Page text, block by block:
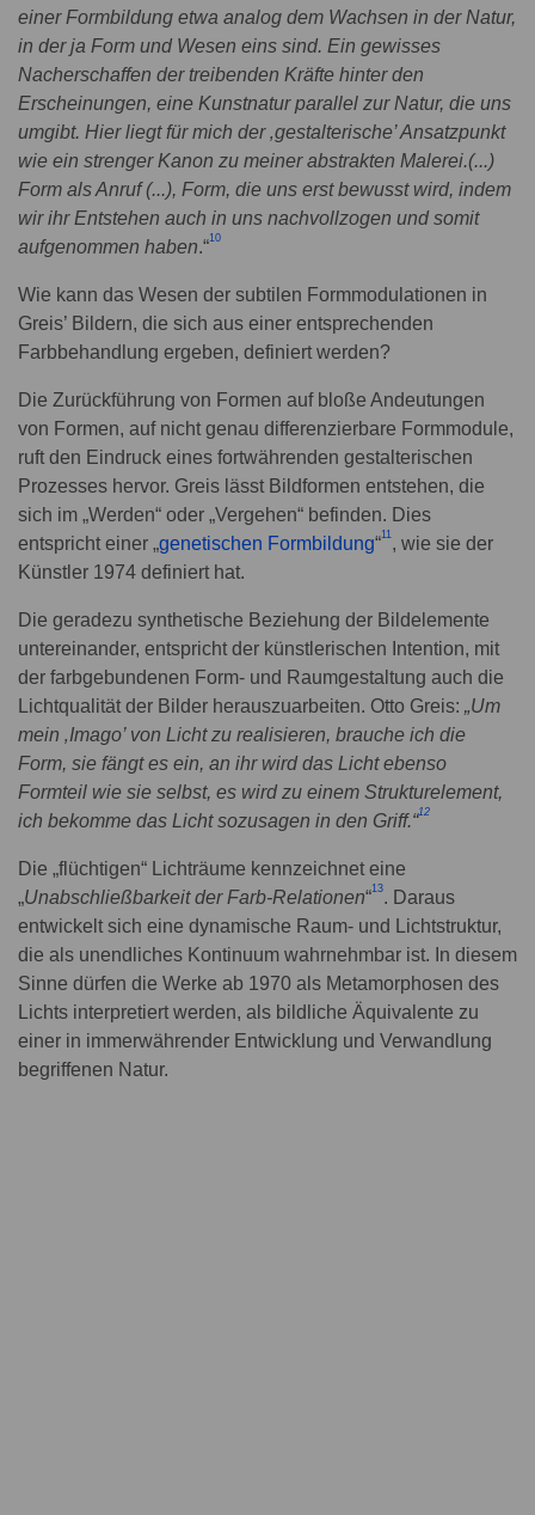
einer Formbildung etwa analog dem Wachsen in der Natur,
in der ja Form und Wesen eins sind. Ein gewisses
Nacherschaffen der treibenden Kräfte hinter den
Erscheinungen, eine Kunstnatur parallel zur Natur, die uns
umgibt. Hier liegt für mich der ‚gestalterische’ Ansatzpunkt
wie ein strenger Kanon zu meiner abstrakten Malerei.(...)
Form als Anruf (...), Form, die uns erst bewusst wird, indem
wir ihr Entstehen auch in uns nachvollzogen und somit
aufgenommen haben.“10
Wie kann das Wesen der subtilen Formmodulationen in
Greis’ Bildern, die sich aus einer entsprechenden
Farbbehandlung ergeben, definiert werden?
Die Zurückführung von Formen auf bloße Andeutungen
von Formen, auf nicht genau differenzierbare Formmodule,
ruft den Eindruck eines fortwährenden gestalterischen
Prozesses hervor. Greis lässt Bildformen entstehen, die
sich im „Werden“ oder „Vergehen“ befinden. Dies
entspricht einer „genetischen Formbildung“11 , wie sie der
Künstler 1974 definiert hat.
Die geradezu synthetische Beziehung der Bildelemente
untereinander, entspricht der künstlerischen Intention, mit
der farbgebundenen Form- und Raumgestaltung auch die
Lichtqualität der Bilder herauszuarbeiten. Otto Greis: „Um
mein ‚Imago’ von Licht zu realisieren, brauche ich die
Form, sie fängt es ein, an ihr wird das Licht ebenso
Formteil wie sie selbst, es wird zu einem Strukturelement,
ich bekomme das Licht sozusagen in den Griff.“12
Die „flüchtigen“ Lichträume kennzeichnet eine
„Unabschließbarkeit der Farb-Relationen“13. Daraus
entwickelt sich eine dynamische Raum- und Lichtstruktur,
die als unendliches Kontinuum wahrnehmbar ist. In diesem
Sinne dürfen die Werke ab 1970 als Metamorphosen des
Lichts interpretiert werden, als bildliche Äquivalente zu
einer in immerwährender Entwicklung und Verwandlung
begriffenen Natur.